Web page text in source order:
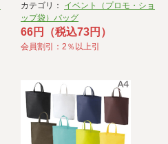
カテゴリ： イベント（プロモ・ショ
ップ袋）バッグ
66円（税込73円）
会員割引：2％以上引